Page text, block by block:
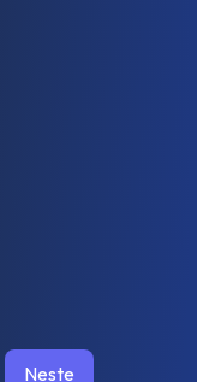
Neste